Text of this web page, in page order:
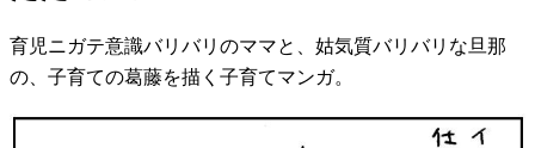
育児ニガテ意識バリバリのママと、姑気質バリバリな旦那
の、子育ての葛藤を描く子育てマンガ。